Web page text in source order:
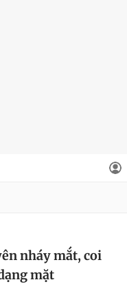
nháy mắt, coi
mặt